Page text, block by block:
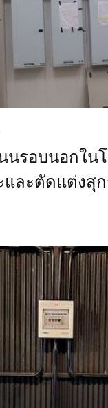
นรอบนอกในโ
และตัดแต่งสุ